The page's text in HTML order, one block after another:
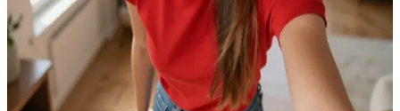
Міна
Чарівна аргентинка з каштановим волоссям та пристрастю до
танців